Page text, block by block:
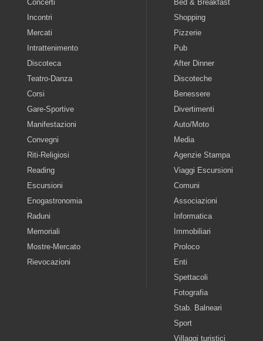
Concerti
Incontri
Mercati
Intrattenimento
Discoteca
Teatro-Danza
Corsi
Gare-Sportive
Manifestazioni
Convegni
Riti-Religiosi
Reading
Escursioni
Enogastronomia
Raduni
Memoriali
Mostre-Mercato
Rievocazioni
Bed & Breakfast
Shopping
Pizzerie
Pub
After Dinner
Discoteche
Benessere
Divertimenti
Auto/Moto
Media
Agenzie Stampa
Viaggi Escursioni
Comuni
Associazioni
Informatica
Immobiliari
Proloco
Enti
Spettacoli
Fotografia
Stab. Balneari
Sport
Villaggi turistici